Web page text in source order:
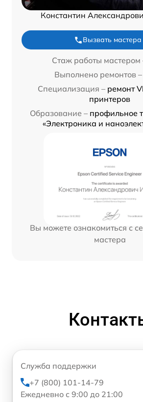
Константин
Вызвать мастера
Стаж работы мастером
Выполнено ремонтов –
Специализация – ремонт
принтеров
Образование – профильное
«Электроника и
Вы можете ознакомиться с
мастера
Служба поддержки
+7 (800) 101-14-79
Ежедневно с 9:00 до 21:00